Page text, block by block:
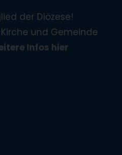
der Diözese!
und Gemeinde
Infos hier